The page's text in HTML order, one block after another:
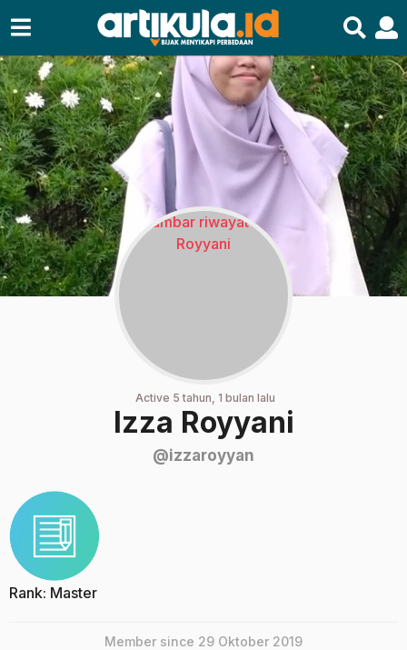
Active 5 tahun, 1 bulan lalu
Izza Royyani
@izzaroyyan
Rank: Master
Member since 29 Oktober 2019